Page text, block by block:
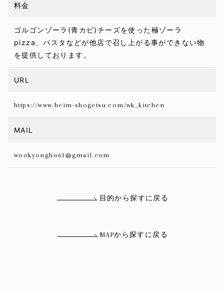
料金
ゴルゴンゾーラ(青カビ)チーズを使った極ゾーラ
pizza、パスタなどが他店で召し上がる事ができない物
を提供しております。
URL
https://www.heim-shogetsu.com/wk_kitchen
MAIL
wookyongho61@gmail.com
目的から探すに戻る
MAPから探すに戻る